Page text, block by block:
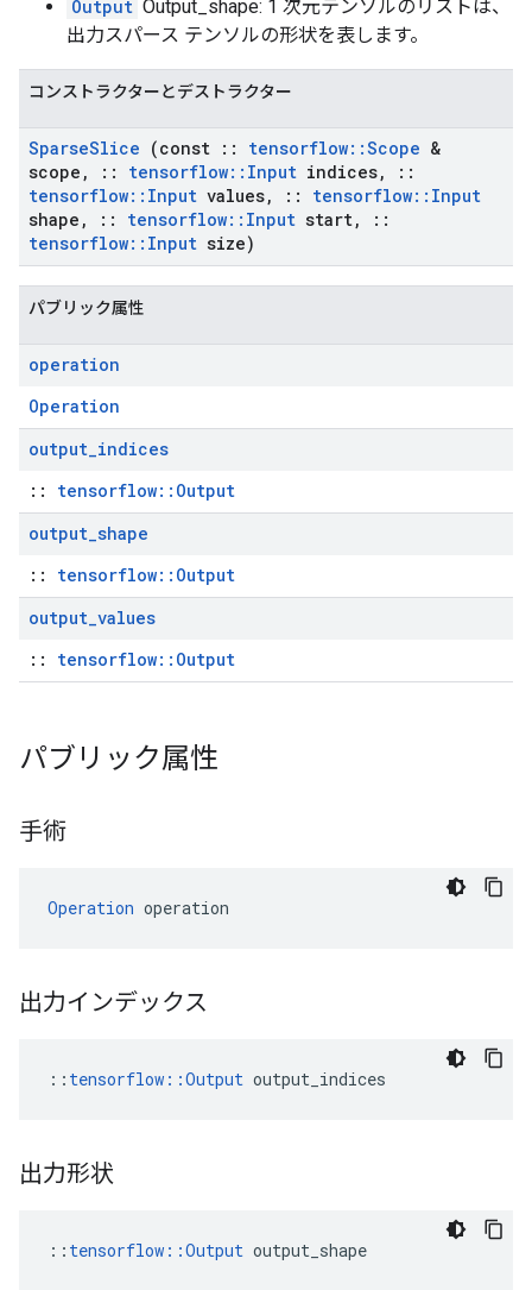
Output Output_shape: 1 次元テンソルのリストは、
出力スパース テンソルの形状を表します。
コンストラクターとデストラクター
SparseSlice (const :: tensorflow::Scope &
scope , :: tensorflow:: Input indices,
::
tensorflow:: Input values, :: tensorflow:: Input
shape , :: tensorflow:: Input start,
::
tensorflow:: Input size)
パブリック属性
operation
Operation
output_indices
:: tensorflow::Output
output_shape
:: tensorflow::Output
output_values
:: tensorflow::Output
パブリック属性
手術
Operation operation
出力インデックス
:: tensorflow::Output output_indices
出力形状
:: tensorflow::Output output_shape